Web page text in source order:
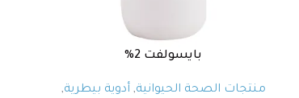
بايسولفت 2%
منتجات الصحة الحيوانية, أدوية بيطرية,